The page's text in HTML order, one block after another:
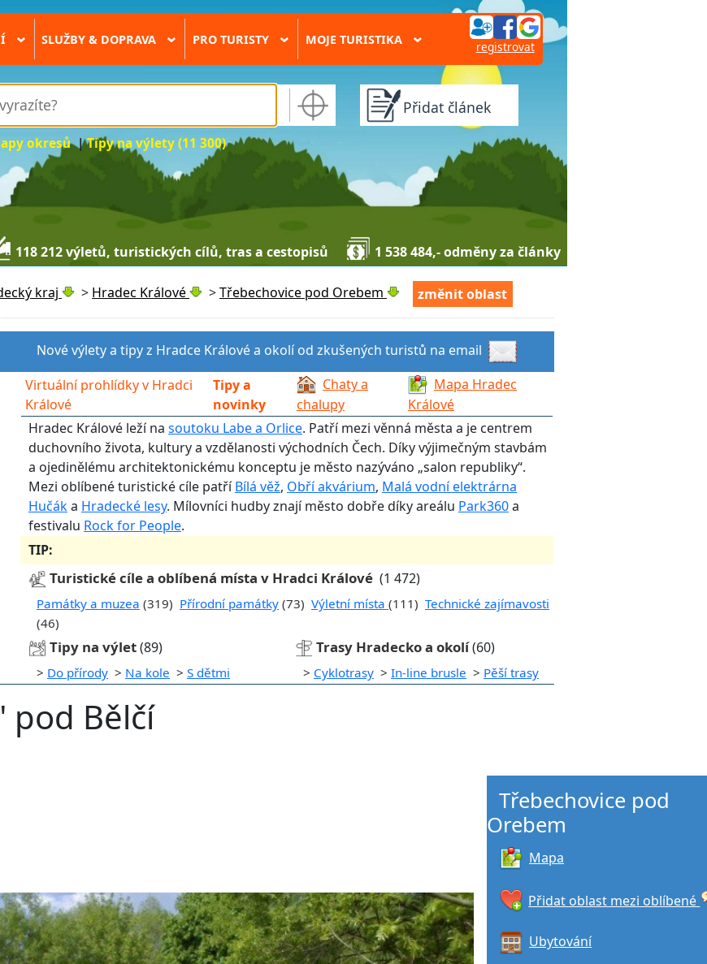
› SLUŽBY & DOPRAVA › PRO TURISTY › MOJE TURISTIKA › registrovat
okresů|Tipy na výlety (11 300)
Přidat článek
118 212 výletů, turistických cílů, tras a cestopisů 1 538 484,- odměny za články
kraj > Hradec Králové >Třebechovice pod Orebem změnit oblast
Nové výlety a tipy z Hradce Králové a okolí od zkušených turistů na email
Virtuální prohlídky v Hradci
Králové
Tipy a
novinky
Chaty a
chalupy
Mapa Hradec
Králové
Hradec Králové leží na soutoku Labe a Orlice. Patří mezi věnná města a je centrem
duchovního života, kultury a vzdělanosti východních Čech. Díky výjimečným stavbám
a ojedinělému architektonickému konceptu je město nazýváno „salon republiky“.
Mezi oblíbené turistické cíle patříBílá věž, Obří akvárium, Malá vodní elektrárna
Hučáka Hradecké lesy. Mílovníci hudby znají město dobře díky areálu Park360a
festivalu Rock for People.
TIP:
Turistické cíle a oblíbená místa v Hradci Králové (1 472)
Památky a muzea (319) Přírodní památky (73) Výletní místa (111) Technické zajímavosti
(46)
Tipy na výlet(89) Trasy Hradecko a okolí(60)
> Do přírody > Na kole > S dětmi > Cyklotrasy > In-line brusle > Pěší trasy
pod Bělčí
Třebechovice pod
Orebem
Mapa
Přidat oblast mezi oblíbené
Ubytování